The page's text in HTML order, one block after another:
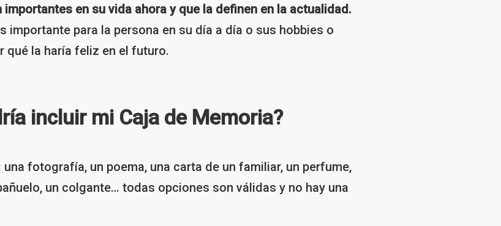
en su vida ahora y que la definen en la actualidad.
importante para la persona en su día a día o sus hobbies o
qué la haría feliz en el futuro.
incluir mi Caja de Memoria?
fotografía, un poema, una carta de un familiar, un perfume,
un colgante… todas opciones son válidas y no hay una